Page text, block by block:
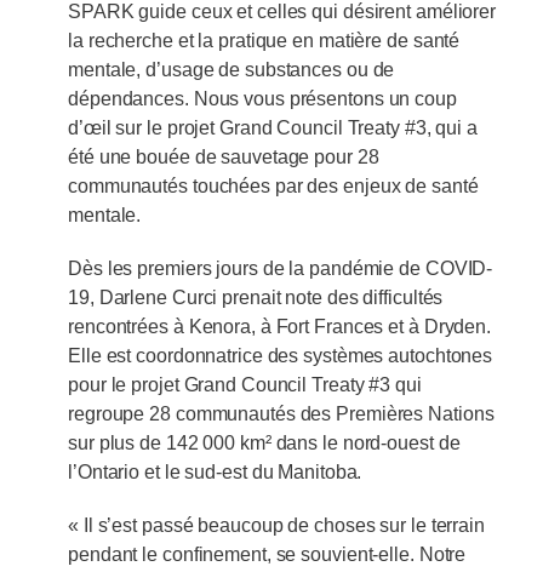
SPARK guide ceux et celles qui désirent améliorer
la recherche et la pratique en matière de santé
mentale, d’usage de substances ou de
dépendances. Nous vous présentons un coup
d’œil sur le projet Grand Council Treaty #3, qui a
été une bouée de sauvetage pour 28
communautés touchées par des enjeux de santé
mentale.
Dès les premiers jours de la pandémie de COVID-
19, Darlene Curci prenait note des difficultés
rencontrées à Kenora, à Fort Frances et à Dryden.
Elle est coordonnatrice des systèmes autochtones
pour le projet Grand Council Treaty #3 qui
regroupe 28 communautés des Premières Nations
sur plus de 142 000 km² dans le nord-ouest de
l’Ontario et le sud-est du Manitoba.
« Il s’est passé beaucoup de choses sur le terrain
pendant le confinement, se souvient-elle. Notre